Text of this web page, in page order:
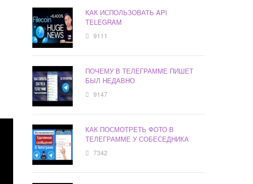
КАК ИСПОЛЬЗОВАТЬ API
TELEGRAM
9111
ПОЧЕМУ В ТЕЛЕГРАММЕ ПИШЕТ
БЫЛ НЕДАВНО
9147
КАК ПОСМОТРЕТЬ ФОТО В
ТЕЛЕГРАММЕ У СОБЕСЕДНИКА
7342